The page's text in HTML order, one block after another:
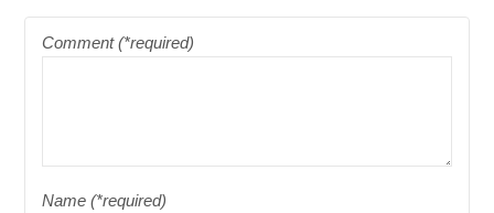
Comment (*required)
Name (*required)